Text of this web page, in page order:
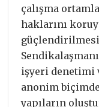
çalışma
haklarını
işyeri denetimi
anonim
yapıların